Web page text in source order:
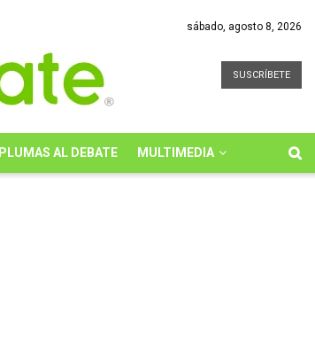
sábado, agosto 8, 2026
SUSCRÍBETE
PLUMAS AL DEBATE MULTIMEDIA